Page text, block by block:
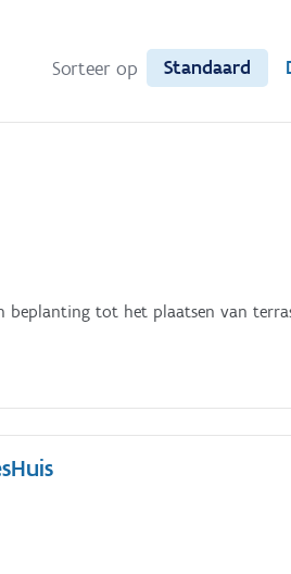
Sorteer op Standaard
beplanting tot het plaatsen van